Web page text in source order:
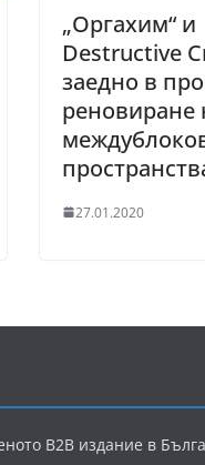
„Оргахим“ и
Destructive
заедно в
реновиране
27.01.2020
B2B издание в